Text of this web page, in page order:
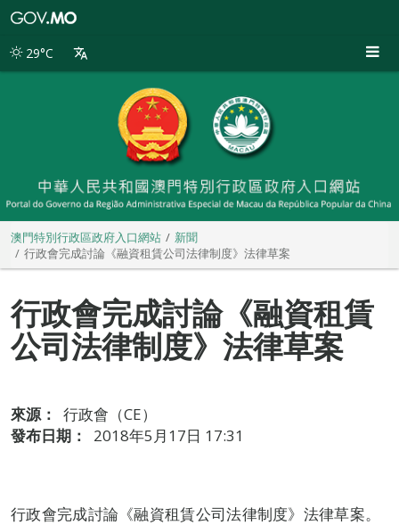
別
29°C
澳門特別行政區政府入口網站
新聞
行政會完成討論《融資租賃公司法律制度》法律草案
行政會完成討論《融資租賃
公司法律制度》法律草案
來源：
行政會（CE）
發布日期：
2018年5月17日 17:31
行政會完成討論《融資租賃公司法律制度》法律草案。